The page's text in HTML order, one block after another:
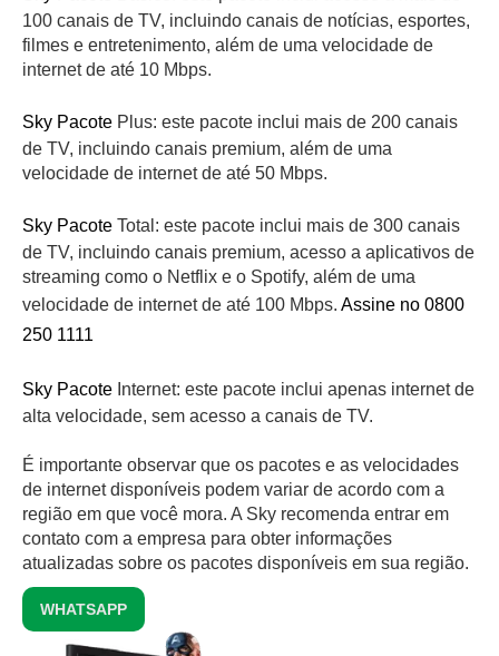
100 canais de TV, incluindo canais de notícias, esportes,
filmes e entretenimento, além de uma velocidade de
internet de até 10 Mbps.
Sky Pacote Plus: este pacote inclui mais de 200 canais
de TV, incluindo canais premium, além de uma
velocidade de internet de até 50 Mbps.
Sky Pacote Total: este pacote inclui mais de 300 canais
de TV, incluindo canais premium, acesso a aplicativos de
streaming como o Netflix e o Spotify, além de uma
velocidade de internet de até 100 Mbps. Assine no 0800
250 1111
Sky Pacote Internet: este pacote inclui apenas internet de
alta velocidade, sem acesso a canais de TV.
É importante observar que os pacotes e as velocidades
de internet disponíveis podem variar de acordo com a
região em que você mora. A Sky recomenda entrar em
contato com a empresa para obter informações
atualizadas sobre os pacotes disponíveis em sua região.
WHATSAPP